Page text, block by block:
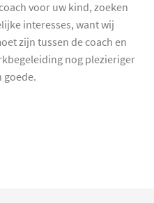
voor uw kind, zoeken
interesses, want wij
zijn tussen de coach en
nog plezieriger
goede.